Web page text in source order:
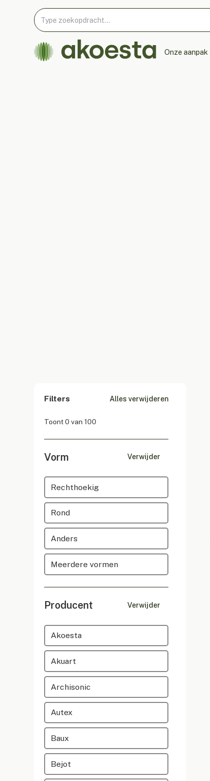
Onze aanpak
Filters Alles verwijderen
Toont0 van100
Vorm Verwijder
Rechthoekig
Rond
Anders
Meerdere vormen
Producent Verwijder
Akoesta
Akuart
Archisonic
Autex
Baux
Bejot